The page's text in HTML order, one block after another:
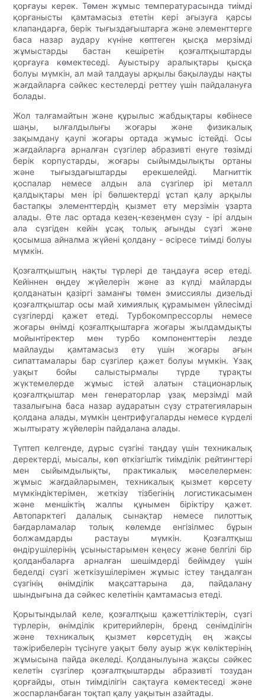
қорғауы керек. Төмен жұмыс температурасында тиімді
қорғанысты қамтамасыз ететін кері ағызуға қарсы
клапандарға, берік тығыздағыштарға және элементтерге
баса назар аудару күніне көптеген қысқа мерзімді
жұмыстарды бастан кешіретін қозғалтқыштарды
қорғауға көмектеседі. Ауыстыру аралықтары қысқа
болуы мүмкін, ал май талдауы арқылы бақылауды нақты
жағдайларға сәйкес кестелерді реттеу үшін пайдалануға
болады.
Жол талғамайтын және құрылыс жабдықтары көбінесе
шаңы, ылғалдылығы жоғары және физикалық
зақымдану қаупі жоғары ортада жұмыс істейді. Осы
жағдайларға арналған сүзгілер абразивті енуге төзімді
берік корпустарды, жоғары сыйымдылықты ортаны
және тығыздағыштарды ерекшелейді. Магниттік
қоспалар немесе алдын ала сүзгілер ірі металл
қалдықтары мен ірі бөлшектерді ұстап қалу арқылы
бастапқы элементтердің қызмет ету мерзімін ұзарта
алады. Өте лас ортада кезең-кезеңмен сүзу - ірі алдын
ала сүзгіден кейін ұсақ толық ағынды сүзгі және
қосымша айналма жүйені қолдану - әсіресе тиімді болуы
мүмкін.
Қозғалтқыштың нақты түрлері де таңдауға әсер етеді.
Кейіннен өңдеу жүйелерін және аз күлді майларды
қолданатын қазіргі заманғы төмен эмиссиялы дизельді
қозғалтқыштар осы май химиялық құрамымен үйлесімді
сүзгілерді қажет етеді. Турбокомпрессорлы немесе
жоғары өнімді қозғалтқыштарға жоғары жылдамдықты
мойынтіректер мен турбо компоненттерін лезде
майлауды қамтамасыз ету үшін жоғары ағын
сипаттамалары бар сүзгілер қажет болуы мүмкін. Ұзақ
уақыт бойы салыстырмалы түрде тұрақты
жүктемелерде жұмыс істей алатын стационарлық
қозғалтқыштар мен генераторлар ұзақ мерзімді май
тазалығына баса назар аударатын сүзу стратегияларын
қолдана алады, мүмкін центрифугаларды немесе күрделі
жылтырату жүйелерін пайдалана алады.
Түптеп келгенде, дұрыс сүзгіні таңдау үшін техникалық
деректерді, мысалы, көп өткізгіштік тиімділік рейтингтері
мен сыйымдылықты, практикалық мәселелермен:
жұмыс жағдайларымен, техникалық қызмет көрсету
мүмкіндіктерімен, жеткізу тізбегінің логистикасымен
және меншіктің жалпы құнымен біріктіру қажет.
Автопарктегі далалық сынақтар немесе пилоттық
бағдарламалар толық көлемде енгізілмес бұрын
болжамдарды растауы мүмкін. Қозғалтқыш
өндірушілерінің ұсыныстарымен кеңесу және белгілі бір
қолданбаларға арналған шешімдерді бейімдеу үшін
беделді сүзгі жеткізушілерімен жұмыс істеу таңдалған
сүзгінің өнімділік мақсаттарына да, пайдалану
шындығына да сәйкес келетінін қамтамасыз етеді.
Қорытындылай келе, қозғалтқыш қажеттіліктерін, сүзгі
түрлерін, өнімділік критерийлерін, бренд сенімділігін
және техникалық қызмет көрсетудің ең жақсы
тәжірибелерін түсінуге уақыт бөлу ауыр жүк көліктерінің
жұмысына пайда әкеледі. Қолданылуына жақсы сәйкес
келетін сүзгілер қозғалтқыштарды абразивті тозудан
қорғайды, отын тиімділігін сақтауға көмектеседі және
жоспарланбаған тоқтап қалу уақытын азайтады.